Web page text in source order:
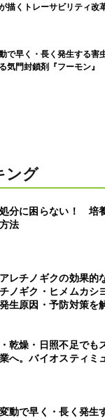
描くトレーサビリティ改
で早く・長く発生する害
気門封鎖剤『フーモン』
ング
分に困らない！ 培
法
レチノギクの効果的
ノギク・ヒメムカシ
生原因・予防対策を
乾燥・日照不足でも
へ。バイオスティミ
動で早く・長く発生